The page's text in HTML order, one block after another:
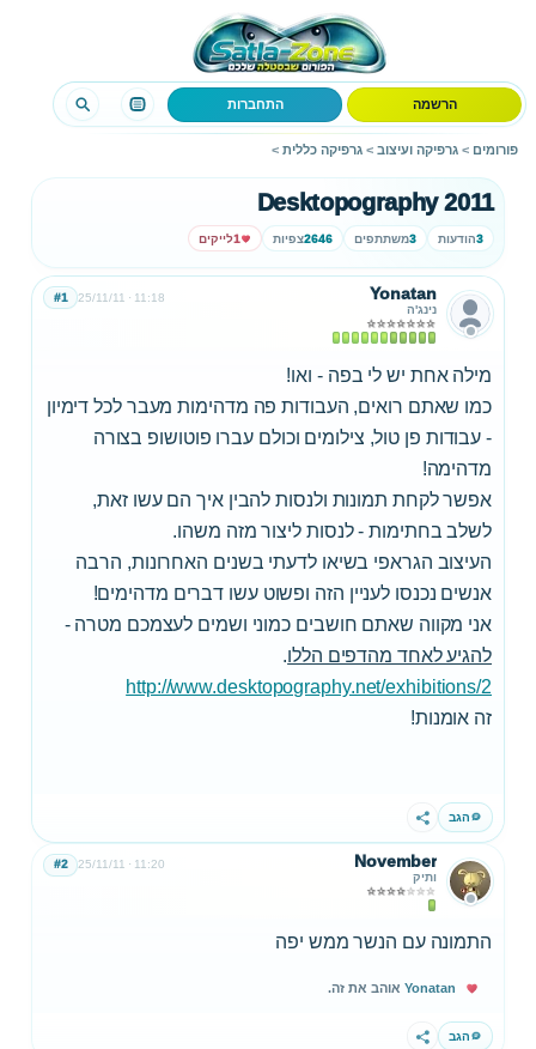
הרשמה התחברות
פורומים > גרפיקה ועיצוב > גרפיקה כללית >
Desktopography 2011
3הודעות 3משתתפים 2646צפיות 1לייקים
Yonatan
נינג'ה
25/11/11 11:18
#1
מילה אחת יש לי בפה - ואו!
כמו שאתם רואים, העבודות פה מדהימות מעבר לכל דימיון
- עבודות פן טול, צילומים וכולם עברו פוטושופ בצורה
מדהימה!
אפשר לקחת תמונות ולנסות להבין איך הם עשו זאת,
לשלב בחתימות - לנסות ליצור מזה משהו.
העיצוב הגראפי בשיאו לדעתי בשנים האחרונות, הרבה
אנשים נכנסו לעניין הזה ופשוט עשו דברים מדהימים!
אני מקווה שאתם חושבים כמוני ושמים לעצמכם מטרה -
להגיע לאחד מהדפים הללו.
http://www.desktopography.net/exhibitions/2
זה אומנות!
הגב שתף
November
ותיק
25/11/11 11:20
#2
התמונה עם הנשר ממש יפה
Yonatan אוהב את זה.
הגב שתף